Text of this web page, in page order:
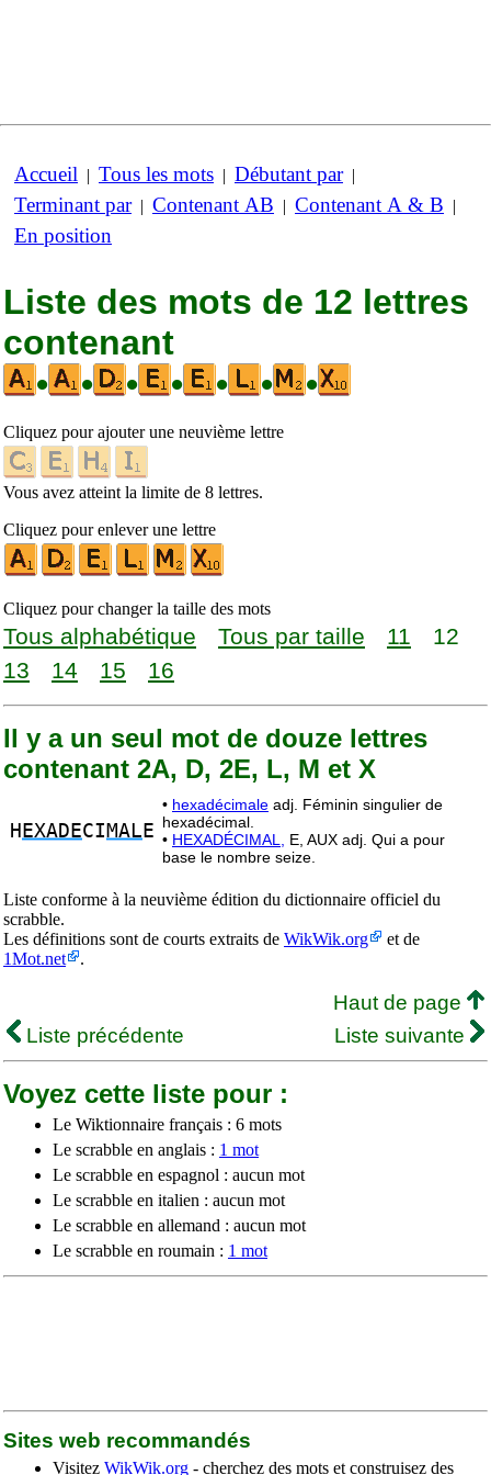
Accueil | Tous les mots | Débutant par|
Terminant par| Contenant AB | Contenant A & B |
En position
Liste des mots de 12 lettres
contenant
•
• • • • • •
Cliquez pour ajouter une neuvième lettre
Vous avez atteint la limite de 8 lettres.
Cliquez pour enlever une lettre
Cliquez pour changer la taille des mots
Tous alphabétique Tous par taille 11
12
13
14 15 16
Il y a un seul mot de douze lettres
contenant 2A, D, 2E, L, M et X
H EXADECI MAL E
• hexadécimale adj. Féminin singulier de
hexadécimal.
• HEXADÉCIMAL,
E, AUX adj. Qui a pour
base le nombre seize.
Liste conforme à la neuvième édition du dictionnaire officiel du
scrabble.
Les définitions sont de courts extraits de WikWik.org
et de
1Mot.net
.
Haut de page
Liste précédente
Liste suivante
Voyez cette liste pour :
Le Wiktionnaire français : 6 mots
Le scrabble en anglais : 1 mot
Le scrabble en espagnol : aucun mot
Le scrabble en italien : aucun mot
Le scrabble en allemand : aucun mot
Le scrabble en roumain : 1 mot
Sites web recommandés
Visitez WikWik.org - cherchez des mots et construisez des